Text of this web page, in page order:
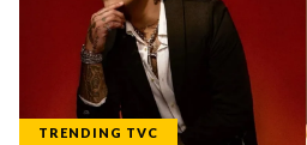
TRENDING TVC